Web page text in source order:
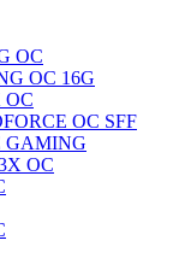
OC
OC 16G
OC
OC SFF
GAMING
OC